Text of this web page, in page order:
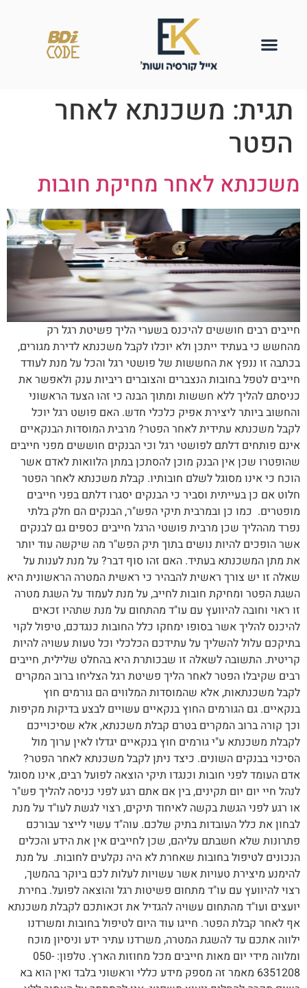
תגית: משכנתא לאחר
הפטר
משכנתא לאחר מחיקת חובות
חייבים רבים חוששים להיכנס בשערי הליך פשיטת רגל רק
מהחשש כי בעתיד ייתכן ולא יוכלו לקבל משכנתא לדירת מגורים,
בכתבה זו ננפץ את החששות של פושטי רגל והכל על מנת לעודד
חייבים לטפל בחובות הנצברים והצוברים ריביות ענק ולאפשר את
כניסתם להליך ללא חששות ומתוך הבנה כי זהו הצעד הראשוני
והחשוב ביותר ליצירת אפיק כלכלי חדש. האם פושט רגל יוכל
לקבל משכנתא עתידית לאחר הפטר? מרבית המוסדות הבנקאיים
אינם פותחים דלתם לפושטי רגל וכי הבנקים חוששים מפני חייבים
שהופטרו שכן אין הבנק מוכן להסתכן במתן הלוואות לאדם אשר
הוכח כי אינו מסוגל לשלם חובותיו. קבלת משכנתא לאחר הפטר
חלוט אם כן בעייתית וסביר כי הבנקים יסגרו דלתם בפני חייבים
מופטרים. כמו כן ובמרבית תיקי הפש"ר, הבנקים הם חלק בלתי
נפרד מההליך שכן מרבית פושטי הרגל חייבים כספים גם לבנקים
אשר הופכים להיות נושים בתוך תיק הפש"ר מה שיקשה עוד יותר
את מתן המשכנתא בעתיד. האם זהו סוף דבר? על מנת לענות על
שאלה זו יש צורך ראשית להבהיר כי ראשית המטרה הראשונית היא
השגת הפטר ומחיקת חובות לחייב, על מנת לעמוד על השגת מטרה
זו ראוי וחובה להיוועץ עם עו"ד מהתחום על מנת שתהיו זכאים
להיכנס להליך אשר בסופו ימחקו כלל החובות כנגדכם, טיפול לקוי
בתיקכם עלול להשליך על עתידכם הכלכלי וכל טעות עשויה להיות
קריטית. התשובה לשאלה זו שבכותרת היא בהחלט שלילית, חייבים
רבים שקיבלו הפטר לאחר הליך פשיטת רגל הצליחו ברוב המקרים
לקבל משכנתאות, אלא שהמוסדות המלווים הם גורמים חוץ
בנקאיים. גם הגורמים החוץ בנקאיים עשויים לבצע בדיקות מקיפות
וכך קורה ברוב המקרים בטרם קבלת משכנתא, אלא שסיכוייכם
לקבלת משכנתא ע"י גורמים חוץ בנקאיים יגדלו לאין ערוך מול
הסיכוי בבנקים השונים. כיצד ניתן לקבל משכנתא לאחר הפטר?
אדם העומד לפני חובות וכנגדו תיקי הוצאה לפועל רבים, אינו מסוגל
לנהל חיי יום יום תקינים, בין אם אתם רגע לפני כניסה להליך פש"ר
או רגע לפני הגשת בקשה לאיחוד תיקים, רצוי לגשת לעו"ד על מנת
לבחון את כלל העובדות בתיק שלכם. עוה"ד עשוי לייצר עבורכם
פתרונות שלא חשבתם עליהם, שכן לחייבים אין את הידע והכלים
הנכונים לטיפול בחובות שאחרת לא היה נקלעים לחובות. על מנת
להימנע מיצירת טעויות אשר עשויות לעלות לכם ביוקר בהמשך,
רצוי להיוועץ עם עו"ד מתחום פשיטות רגל והוצאה לפועל. בחירת
יועצים ועו"ד מהתחום עשויה להגדיל את זכאותכם לקבלת משכנתא
אף לאחר קבלת הפטר. חייגו עוד היום לטיפול בחובות ומשרדנו
ילווה אתכם עד להשגת המטרה, משרדנו עתיר ידע וניסיון מוכח
ומלווה מידי יום מאות חייבים מכל מחוזות הארץ. טלפון: 050-
6351208 מאמר זה מספק מידע כללי וראשוני בלבד ואין הוא בא